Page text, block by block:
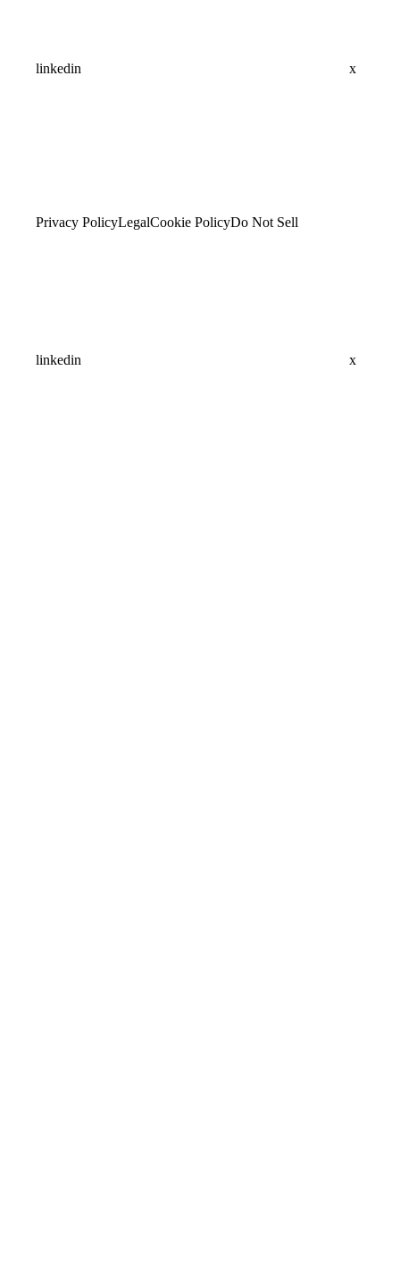
linkedin x
Privacy PolicyLegalCookie PolicyDo Not Sell
linkedin x